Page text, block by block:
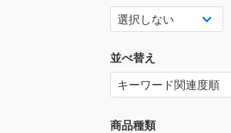
並べ替え
商品種類